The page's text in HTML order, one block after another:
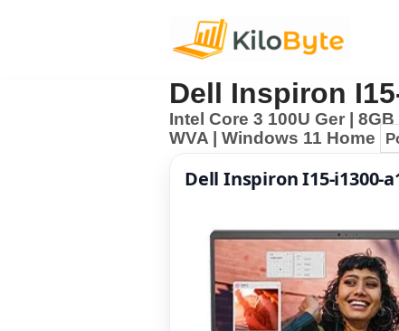
Dell Inspiron
Intel Core 3 100U Ger |
WVA | Windows 11 Home
Dell Inspiron I15-i1300-